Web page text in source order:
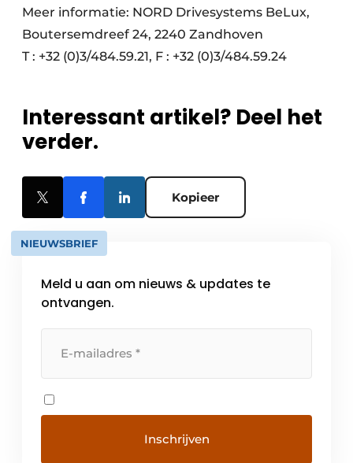
Meer informatie: NORD Drivesystems BeLux,
Boutersemdreef 24, 2240 Zandhoven
T : +32 (0)3/484.59.21, F : +32 (0)3/484.59.24
Interessant artikel? Deel het
verder.
Kopieer
NIEUWSBRIEF
Meld u aan om nieuws & updates te
ontvangen.